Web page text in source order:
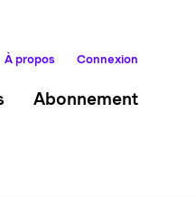
À propos Connexion
Abonnement